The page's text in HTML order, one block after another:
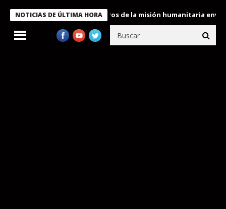
NOTICIAS DE ÚLTIMA HORA
condecora a miembros de la misión humanitaria enviada a